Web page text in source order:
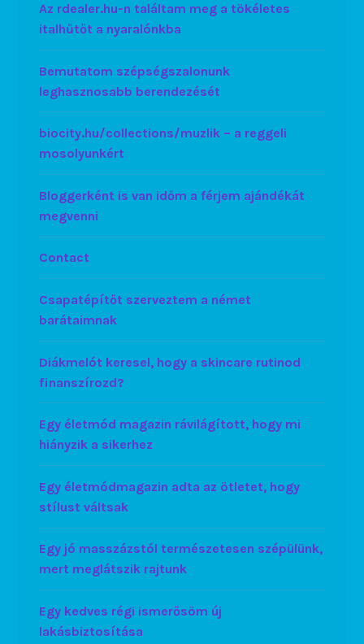
Az rdealer.hu-n találtam meg a tökéletes
italhűtőt a nyaralónkba
Bemutatom szépségszalonunk
leghasznosabb berendezését
biocity.hu/collections/muzlik – a reggeli
mosolyunkért
Bloggerként is van időm a férjem ajándékát
megvenni
Contact
Csapatépítőt szerveztem a német
barátaimnak
Diákmelót keresel, hogy a skincare rutinod
finanszírozd?
Egy életmód magazin rávilágított, hogy mi
hiányzik a sikerhez
Egy életmódmagazin adta az ötletet, hogy
stílust váltsak
Egy jó masszázstól természetesen szépülünk,
mert meglátszik rajtunk
Egy kedves régi ismerősöm új
lakásbiztosítása